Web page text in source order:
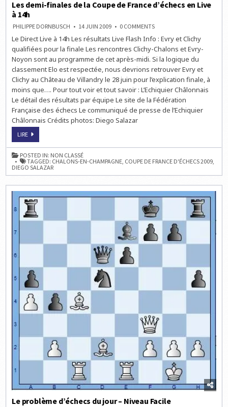
Les demi-finales de la Coupe de France d’échecs en Live
à 14h
PHILIPPE DORNBUSCH 14 JUIN 2009 0 COMMENTSON
DEMI-
FINALES
DE
LA
COUPE
DE
D’ÉCHECS
EN
LIVE
À
Le Direct Live à 14h Les résultats Live Flash Info : Evry et Clichy
qualifiées pour la finale Les rencontres Clichy-Chalons et Evry-
Noyon sont au programme de cet après-midi. Si la logique du
classement Elo est respectée, nous devrions retrouver Evry et
Clichy au Château de Villandry le 28 juin pour l’explication finale, à
moins que…. Pour tout voir et tout savoir : L’Echiquier Châlonnais
Le détail des résultats par équipe Le site de la Fédération
Française des échecs Le communiqué de presse de l’Echiquier
Châlonnais Crédits photos: Diego Salazar
LIRELES
FINALES
DE
LA
COUPE
DE
FRANCE
LIVE
À
14H
POSTED IN: NON CLASSÉ
TAGGED: CHALONS-EN-CHAMPAGNE, COUPE DE FRANCE D'ÉCHECS 2009,
DIEGO SALAZAR
Le problème d’échecs du jour – Niveau Facile